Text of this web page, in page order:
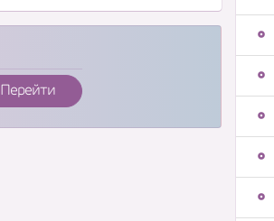
Перейти